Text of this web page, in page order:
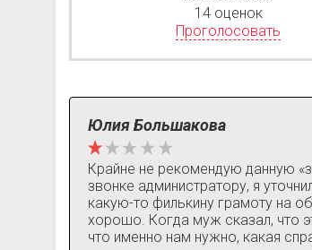
14 оценок
Проголосовать
Юлия Большакова
Крайне не рекомендую данную
звонке администратору, я
какую-то филькину грамоту на
хорошо. Когда муж сказал, что
что именно нам нужно, какая